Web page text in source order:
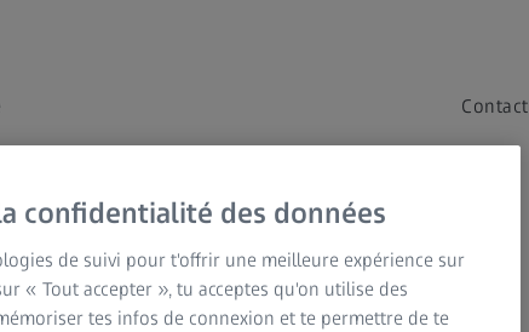
Contact
confidentialité des données
de suivi pour t'offrir une meilleure expérience sur
« Tout accepter », tu acceptes qu'on utilise des
tes infos de connexion et te permettre de te